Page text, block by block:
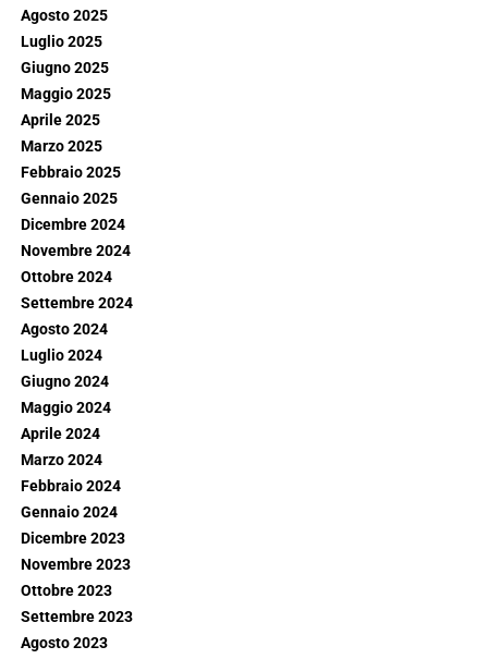
Agosto 2025
Luglio 2025
Giugno 2025
Maggio 2025
Aprile 2025
Marzo 2025
Febbraio 2025
Gennaio 2025
Dicembre 2024
Novembre 2024
Ottobre 2024
Settembre 2024
Agosto 2024
Luglio 2024
Giugno 2024
Maggio 2024
Aprile 2024
Marzo 2024
Febbraio 2024
Gennaio 2024
Dicembre 2023
Novembre 2023
Ottobre 2023
Settembre 2023
Agosto 2023